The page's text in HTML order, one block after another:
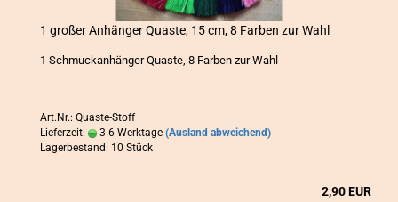
1 gro­ßer An­hän­ger Quas­te, 15 cm, 8 Far­ben zur Wahl
1 Schmuck­an­hän­ger Quas­te, 8 Far­ben zur Wahl
Art.Nr.: Quaste-Stoff
Lieferzeit:
3-6 Werktage (Ausland abweichend)
Lagerbestand: 10 Stück
2,90 EUR